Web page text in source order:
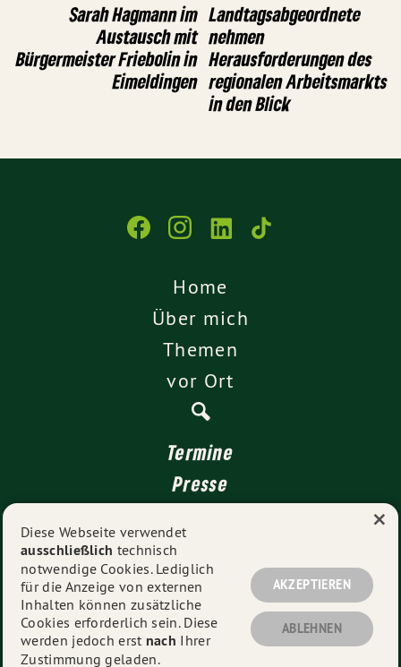
Sarah Hagmann im
Austausch mit
Bürgermeister Friebolin in
Eimeldingen
Landtagsabgeordnete
nehmen
Herausforderungen des
regionalen Arbeitsmarkts
in den Blick
Home
Über mich
Themen
vor Ort
Termine
Presse
Impressum
Datenschutz
© 2026 Sarah Hagmann MdL - Alle Rechte vorbehalten.
Diese Webseite verwendet
ausschließlich technisch
notwendige Cookies. Lediglich
für die Anzeige von externen
Inhalten können zusätzliche
Cookies erforderlich sein. Diese
werden jedoch erst nach Ihrer
Zustimmung geladen.
AKZEPTIEREN
ABLEHNEN
×